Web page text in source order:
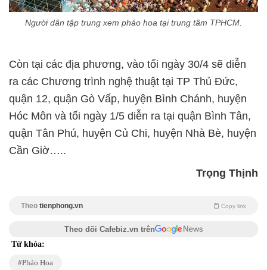
Người dân tập trung xem pháo hoa tại trung tâm TPHCM.
Còn tại các địa phương, vào tối ngày 30/4 sẽ diễn
ra các Chương trình nghệ thuật tại TP Thủ Đức,
quận 12, quận Gò Vấp, huyện Bình Chánh, huyện
Hóc Môn và tối ngày 1/5 diễn ra tại quận Bình Tân,
quận Tân Phú, huyện Củ Chi, huyện Nhà Bè, huyện
Cần Giờ…..
Trọng Thịnh
Theo tienphong.vn Copy link
Theo dõi Cafebiz.vn trên
Từ khóa:
Pháo Hoa